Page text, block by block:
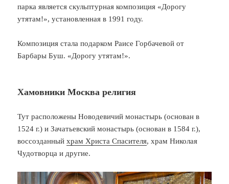
парка является скульптурная композиция «Дорогу
утятам!», установленная в 1991 году.
Композиция стала подарком Раисе Горбачевой от
Барбары Буш. «Дорогу утятам!».
Хамовники Москва религия
Тут расположены Новодевичий монастырь (основан в
1524 г.) и Зачатьевский монастырь (основан в 1584 г.),
воссозданныйхрам Христа Спасителя, храм Николая
Чудотворца и другие.